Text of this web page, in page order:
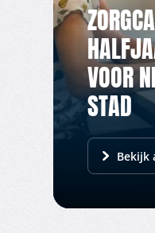
VOOR
STAD
Bekijk